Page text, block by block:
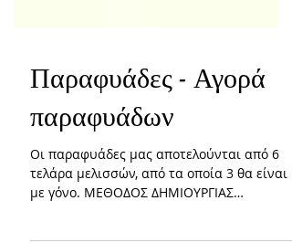
Παραφυάδες - Αγορά
παραφυάδων